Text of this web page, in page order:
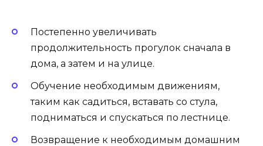
Постепенно увеличивать
продолжительность прогулок сначала в
дома, а затем и на улице.
Обучение необходимым движениям,
таким как садиться, вставать со стула,
подниматься и спускаться по лестнице.
Возвращение к необходимым домашним